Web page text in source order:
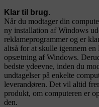
Klar til brug.
Når du modtager din
ny installation af Windows
reklameprogrammer og er
altså for at skulle igennem
opsætning af Windows.
bedste ydeevne, inden du
undtagelser på enkelte
leverandøren. Det vil altid
produkt, om computeren er
den.